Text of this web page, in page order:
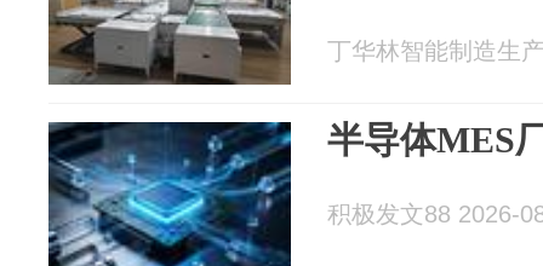
丁华林智能制造生
半导体MES
积极发文88 2026-